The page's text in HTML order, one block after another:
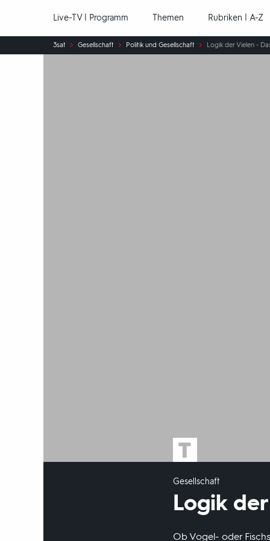
Live-TV | Programm Themen Rubriken | A-Z
Sie
sind
3sat Gesellschaft Politik und Gesellschaft Logik der Vielen -
Gesellschaft
Logik
Ob Vogel- oder